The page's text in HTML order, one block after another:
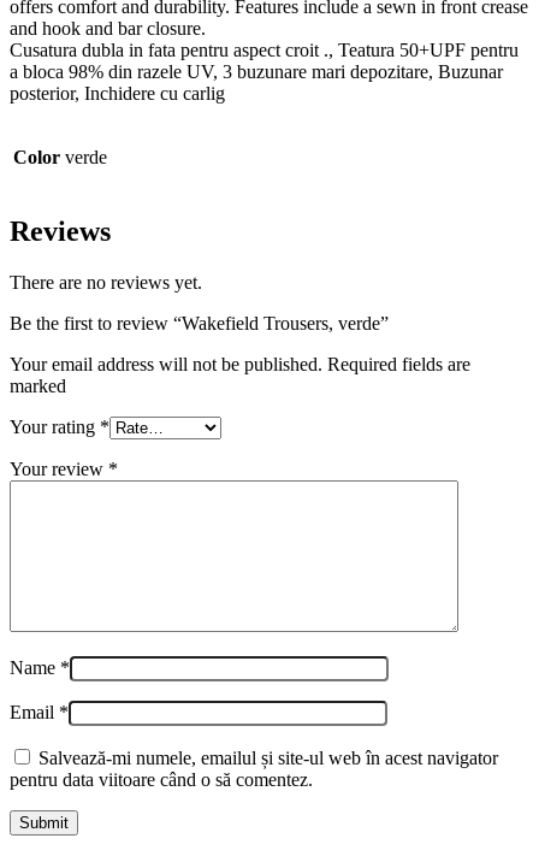
offers comfort and durability. Features include a sewn in front crease
and hook and bar closure.
Cusatura dubla in fata pentru aspect croit ., Teatura 50+UPF pentru
a bloca 98% din razele UV, 3 buzunare mari depozitare, Buzunar
posterior, Inchidere cu carlig
Color verde
Reviews
There are no reviews yet.
Be the first to review “Wakefield Trousers, verde”
Your email address will not be published. Required fields are
marked
Your rating *
Your review *
Name *
Email *
Salvează-mi numele, emailul și site-ul web în acest navigator
pentru data viitoare când o să comentez.